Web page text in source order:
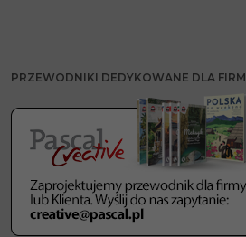
PRZEWODNIKI DEDYKOWANE DLA FIRM